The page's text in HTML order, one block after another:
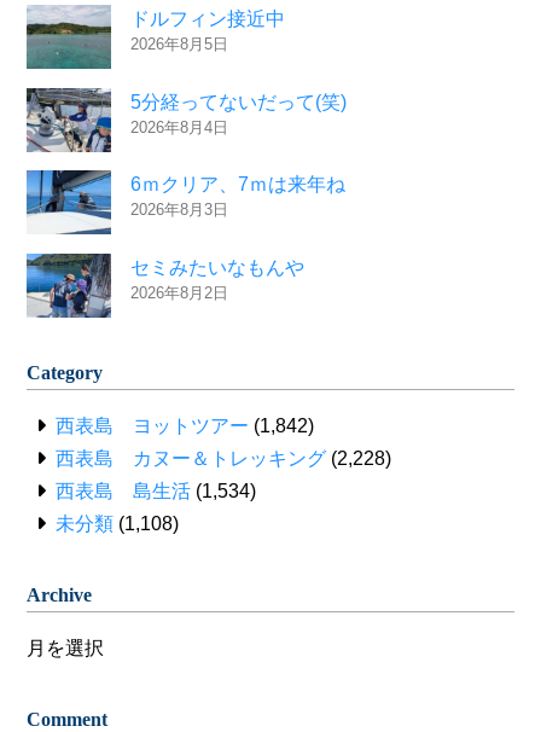
ドルフィン接近中
2026年8月5日
5分経ってないだって(笑)
2026年8月4日
6ｍクリア、7ｍは来年ね
2026年8月3日
セミみたいなもんや
2026年8月2日
Category
西表島 ヨットツアー (1,842)
西表島 カヌー＆トレッキング (2,228)
西表島 島生活 (1,534)
未分類 (1,108)
Archive
Archive
Comment